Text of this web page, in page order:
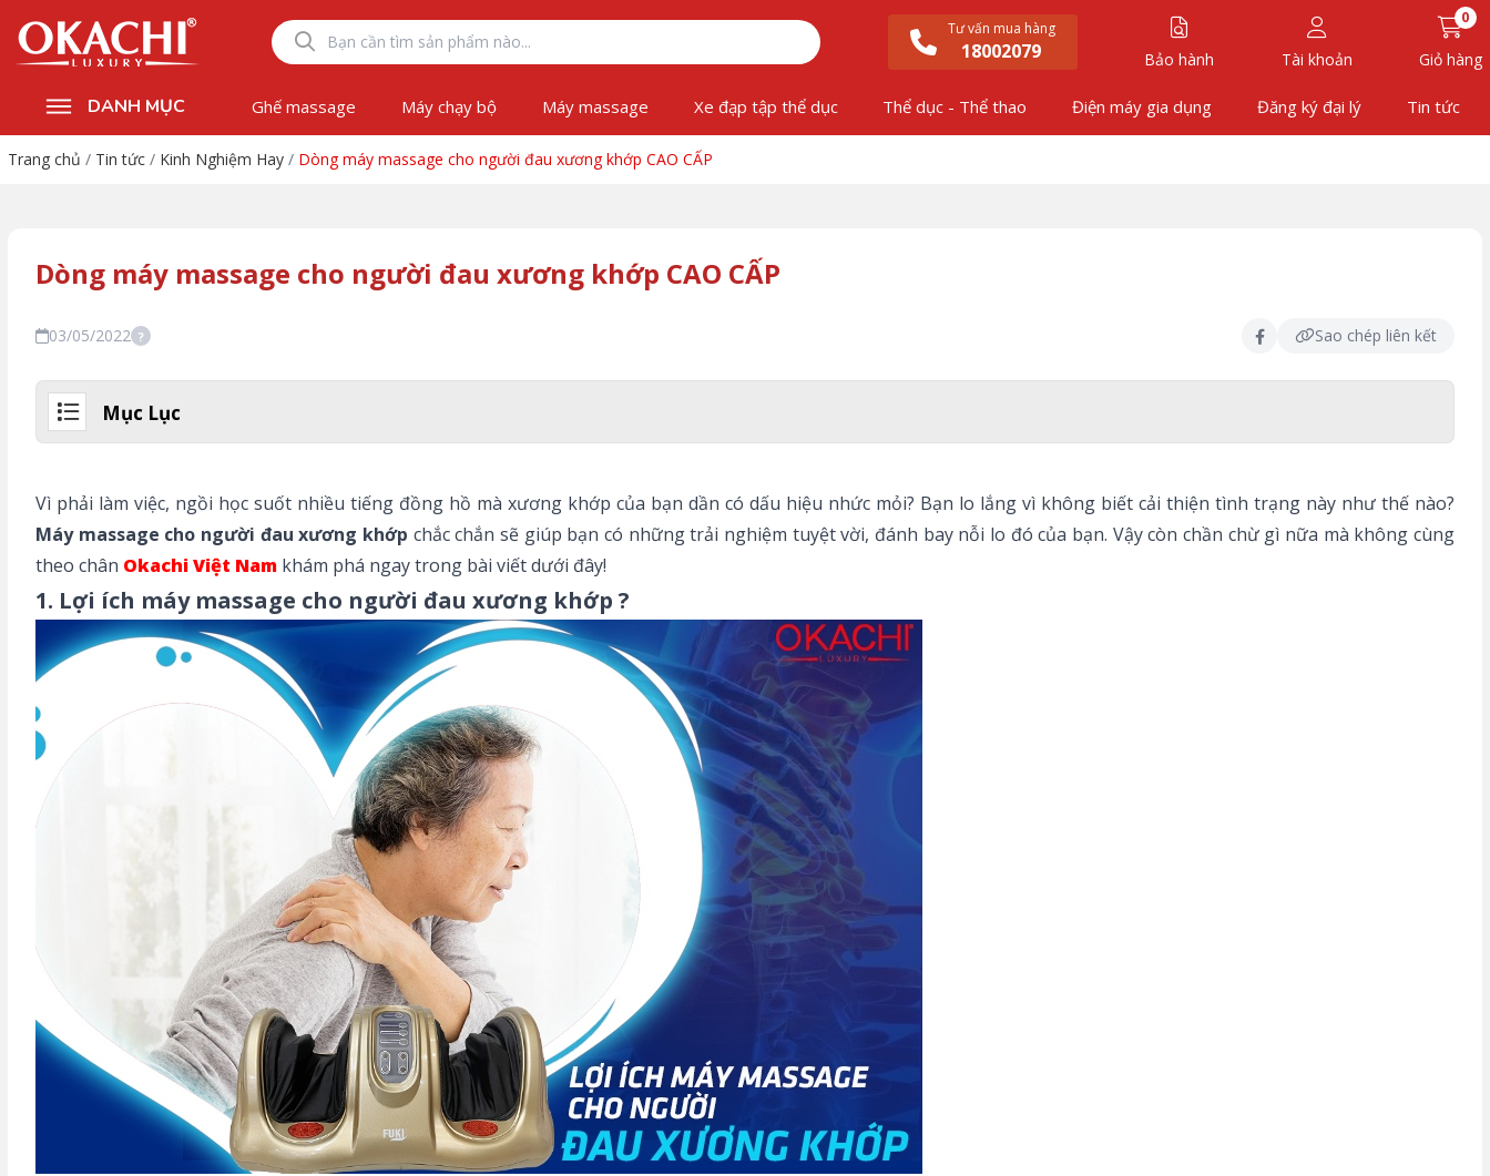
Tư vấn mua hàng
18002079 Bảo hành Tài khoản
0
Giỏ hàng
DANH MỤC Ghế massage Máy chạy bộ Máy massage Xe đạp tập thể dục Thể dục - Thể thao Điện máy gia dụng Đăng ký đại lý Tin tức
Trang chủ / Tin tức / Kinh Nghiệm Hay / Dòng máy massage cho người đau xương khớp CAO CẤP
Dòng máy massage cho người đau xương khớp CAO CẤP
03/05/2022 ? Sao chép liên kết
Mục Lục
Vì phải làm việc, ngồi học suốt nhiều tiếng đồng hồ mà xương khớp của bạn dần có dấu hiệu nhức mỏi? Bạn lo lắng vì không biết cải thiện tình trạng này như thế nào?
Máy massage cho người đau xương khớp chắc chắn sẽ giúp bạn có những trải nghiệm tuyệt vời, đánh bay nỗi lo đó của bạn. Vậy còn chần chừ gì nữa mà không cùng
theo chân Okachi Việt Nam khám phá ngay trong bài viết dưới đây!
1. Lợi ích máy massage cho người đau xương khớp ?